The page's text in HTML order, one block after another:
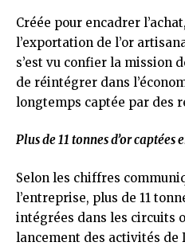
Créée pour encadrer
l’exportation de l’or
s’est vu confier la mission
de réintégrer dans
longtemps captée par des
Plus de 11 tonnes d’or captées
Selon les chiffres
l’entreprise, plus de 11
intégrées dans les circuits
lancement des activités de